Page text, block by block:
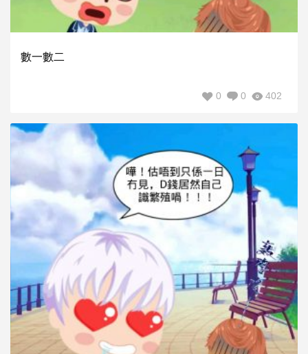
數一數二
402
0
0